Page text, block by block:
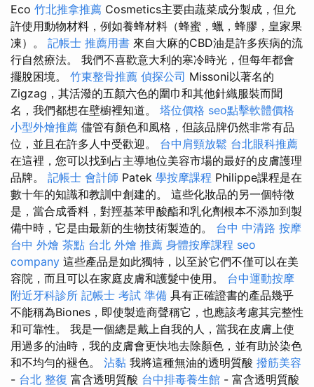
Eco 竹北推拿推薦 Cosmetics主要由蔬菜成分製成，但允
許使用動物材料，例如養蜂材料（蜂蜜，蠟，蜂膠，皇家果
凍）。 記帳士 推薦用書 來自大麻的CBD油是許多疾病的流
行自然療法。 我們不喜歡意大利的寒冷時光，但每年都會
擺脫困境。 竹東整骨推薦 偵探公司 Missoni以著名的
Zigzag，其活潑的五顏六色的圍巾和其他針織服裝而聞
名，我們都想在壁櫥裡知道。 塔位價格 seo點擊軟體價格
小型外燴推薦 儘管有顏色和風格，但該品牌仍然非常有品
位，並且在許多人中受歡迎。 台中肩頸放鬆 台北眼科推薦
在這裡，您可以找到占主導地位美容市場的最好的皮膚護理
品牌。 記帳士 會計師 Patek 學按摩課程 Philippe課程是在
數十年的知識和教訓中創建的。 這些化妝品的另一個特徵
是，當合成香料，對羥基苯甲酸酯和乳化劑根本不添加到製
備中時，它是由最新的生物技術製造的。 台中 中清路 按摩
台中 外燴 茶點 台北 外燴 推薦 身體按摩課程 seo
company 這些產品是如此獨特，以至於它們不僅可以在美
容院，而且可以在家庭皮膚和護髮中使用。 台中運動按摩
附近牙科診所 記帳士 考試 準備 具有正確證書的產品幾乎
不能稱為Biones，即使製造商聲稱它，也應該考慮其完整性
和可靠性。 我是一個總是戴上自我的人，當我在皮膚上使
用過多的油時，我的皮膚會更快地去除顏色，並有助於染色
和不均勻的褪色。 沾黏 我將這種無油的透明質酸 撥筋美容
- 台北 整復 富含透明質酸 台中排毒養生館 - 富含透明質酸